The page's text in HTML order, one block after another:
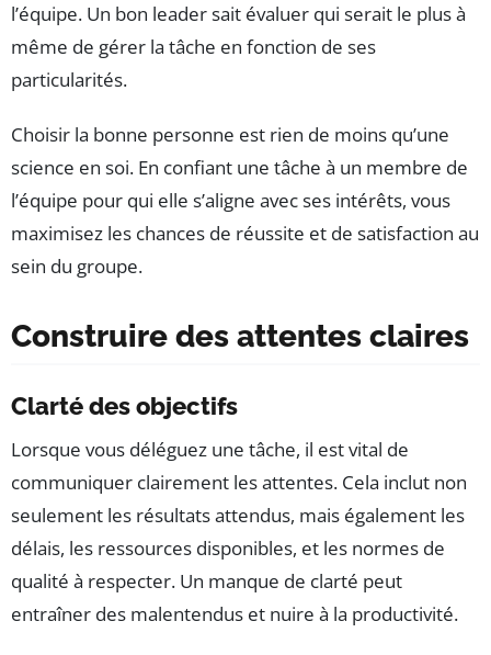
l’équipe. Un bon leader sait évaluer qui serait le plus à
même de gérer la tâche en fonction de ses
particularités.
Choisir la bonne personne est rien de moins qu’une
science en soi. En confiant une tâche à un membre de
l’équipe pour qui elle s’aligne avec ses intérêts, vous
maximisez les chances de réussite et de satisfaction au
sein du groupe.
Construire des attentes claires
Clarté des objectifs
Lorsque vous déléguez une tâche, il est vital de
communiquer clairement les attentes. Cela inclut non
seulement les résultats attendus, mais également les
délais, les ressources disponibles, et les normes de
qualité à respecter. Un manque de clarté peut
entraîner des malentendus et nuire à la productivité.